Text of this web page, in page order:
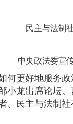
民主与法制
中央政法委宣
更好地服务政
小龙出席论坛
民主与法制社